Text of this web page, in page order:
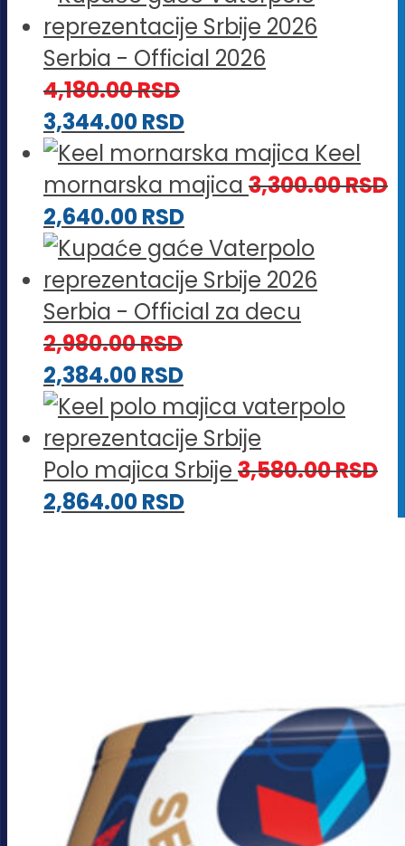
Serbia - Official 2026
4,180.00RSD
3,344.00RSD
Keel
mornarska majica 3,300.00RSD
2,640.00RSD
Serbia - Official za decu
2,980.00RSD
2,384.00RSD
Polo majica Srbije 3,580.00RSD
2,864.00RSD